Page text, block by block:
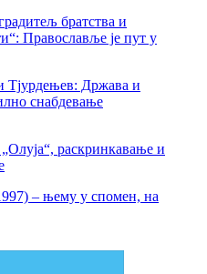
братства и
Православље је пут у
Тјурдењев: Држава и
снабдевање
раскринкавање и
– њему у спомен, на